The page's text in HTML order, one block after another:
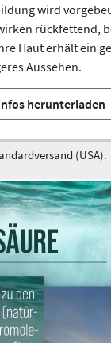
wird
rückfettend,
Haut erhält ein
Aussehen.
herunterladen
(USA).